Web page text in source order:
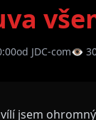
od JDC-com👁
jsem